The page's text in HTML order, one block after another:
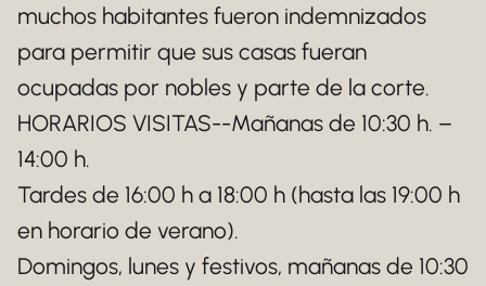
muchos habitantes fueron indemnizados
para permitir que sus casas fueran
ocupadas por nobles y parte de la corte.
HORARIOS VISITAS--Mañanas de 10:30 h. –
14:00 h.
Tardes de 16:00 h a 18:00 h (hasta las 19:00 h
en horario de verano).
Domingos, lunes y festivos, mañanas de 10:30